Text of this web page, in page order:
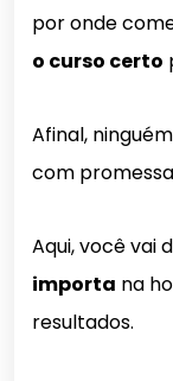
por onde
o curso certo
Afinal,
com
Aqui, você vai
importa na
resultados.